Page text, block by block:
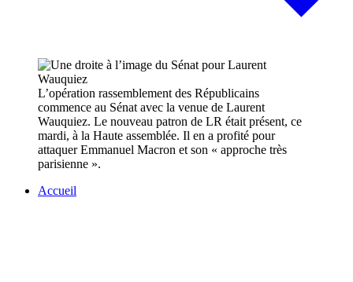
L’opération rassemblement des Républicains
commence au Sénat avec la venue de Laurent
Wauquiez. Le nouveau patron de LR était présent, ce
mardi, à la Haute assemblée. Il en a profité pour
attaquer Emmanuel Macron et son « approche très
parisienne ».
Accueil